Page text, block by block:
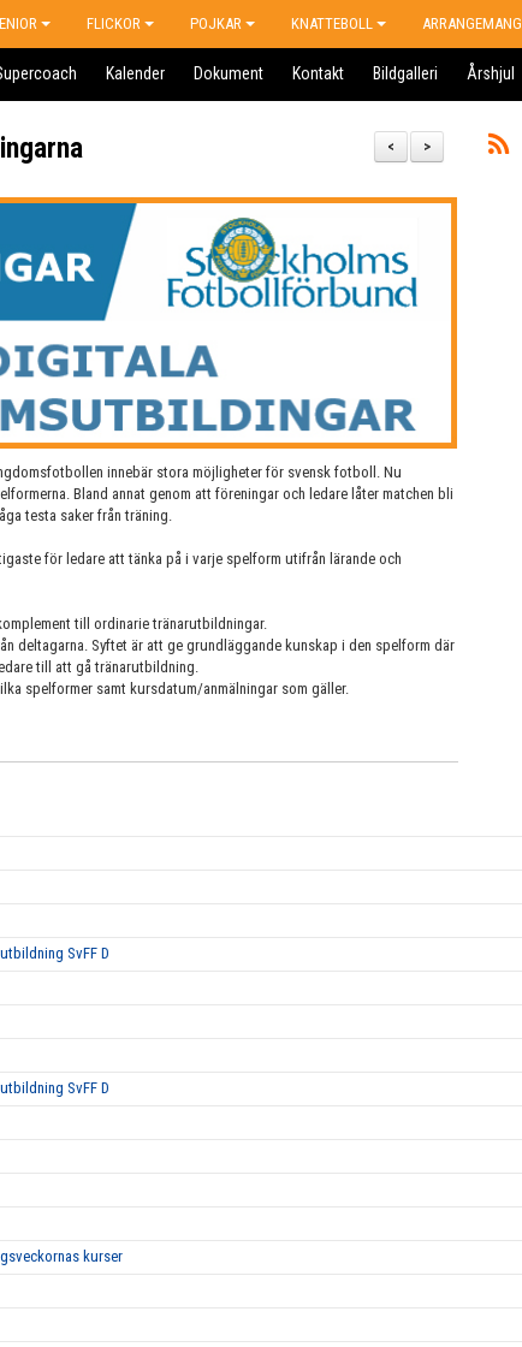
FLICKOR POJKAR KNATTEBOLL ARRANGEMANG
Kalender Dokument Kontakt Bildgalleri Årshjul
>
<
innebär stora möjligheter för svensk fotboll. Nu
Bland annat genom att föreningar och ledare låter matchen bli
testa saker från träning.
för ledare att tänka på i varje spelform utifrån lärande och
till ordinarie tränarutbildningar.
deltagarna. Syftet är att ge grundläggande kunskap i den spelform där
till att gå tränarutbildning.
spelformer samt kursdatum/anmälningar som gäller.
SvFF D
SvFF D
kurser